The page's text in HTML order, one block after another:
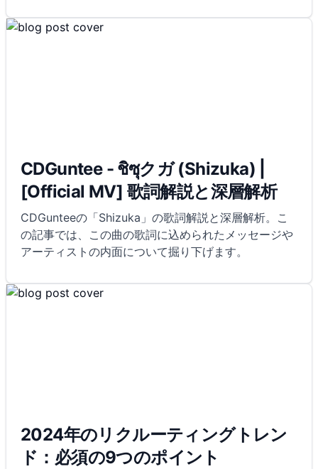
CDGuntee - ชิซุクガ (Shizuka) |
[Official MV] 歌詞解説と深層解析
CDGunteeの「Shizuka」の歌詞解説と深層解析。こ
の記事では、この曲の歌詞に込められたメッセージや
アーティストの内面について掘り下げます。
2024年のリクルーティングトレン
ド：必須の9つのポイント